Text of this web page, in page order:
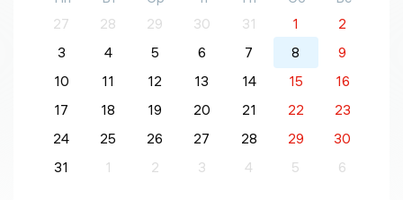
27
28 29 30 31 1
2
3
4 5 6 7 8
9
10
11 12 13 14 15
16
17
18 19 20 21 22
23
24
25 26 27 28 29
30
31
1 2 3 4 5 6